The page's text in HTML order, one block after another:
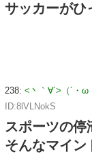
サッカーがひ
238: <丶｀∀´>（´・
ID:8lVLNokS
スポーツの停
そんなマイン